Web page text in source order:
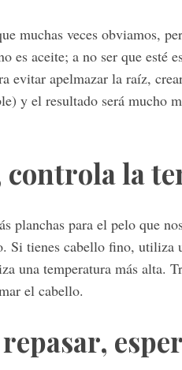
muchas veces obviamos,
es aceite; a no ser que esté
evitar apelmazar la raíz,
y el resultado será mucho
controla la
planchas para el pelo que
Si tienes cabello fino, utiliza
una temperatura más alta.
el cabello.